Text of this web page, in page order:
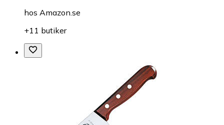
hos Amazon.se
+11 butiker